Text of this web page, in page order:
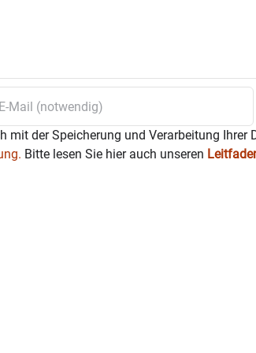
der Speicherung und Verarbeitung Ihrer
Bitte lesen Sie hier auch unseren